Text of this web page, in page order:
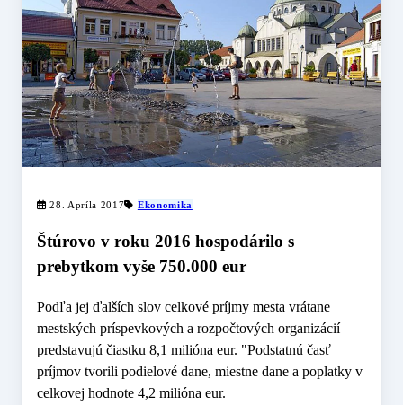
28. Apríla 2017 Ekonomika
Štúrovo v roku 2016 hospodárilo s
prebytkom vyše 750.000 eur
Podľa jej ďalších slov celkové príjmy mesta vrátane
mestských príspevkových a rozpočtových organizácií
predstavujú čiastku 8,1 milióna eur. "Podstatnú časť
príjmov tvorili podielové dane, miestne dane a poplatky v
celkovej hodnote 4,2 milióna eur.